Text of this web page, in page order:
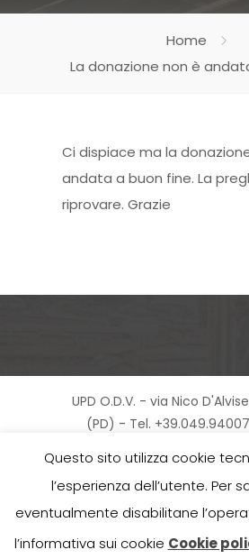
Home
La donazione non è
Ci dispiace ma la
andata a buon fine. La
riprovare. Grazie
UPD O.D.V. - via Nico
(PD) - Tel.
TWITTER
Questo sito utilizza cookie
l’esperienza dell’utente. Per
eventualmente disabilitane
l’informativa sui cookie Cookie